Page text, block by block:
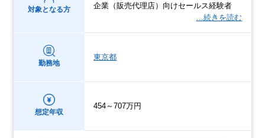
対象となる方
企業（販売代理店）向けセールス経験者
…続きを読む
勤務地
東京都
想定年収
454～707万円